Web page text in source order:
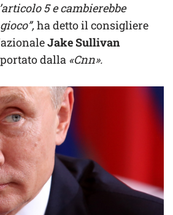
5 e cambierebbe
ha detto il consigliere
Jake Sullivan
dalla «Cnn».